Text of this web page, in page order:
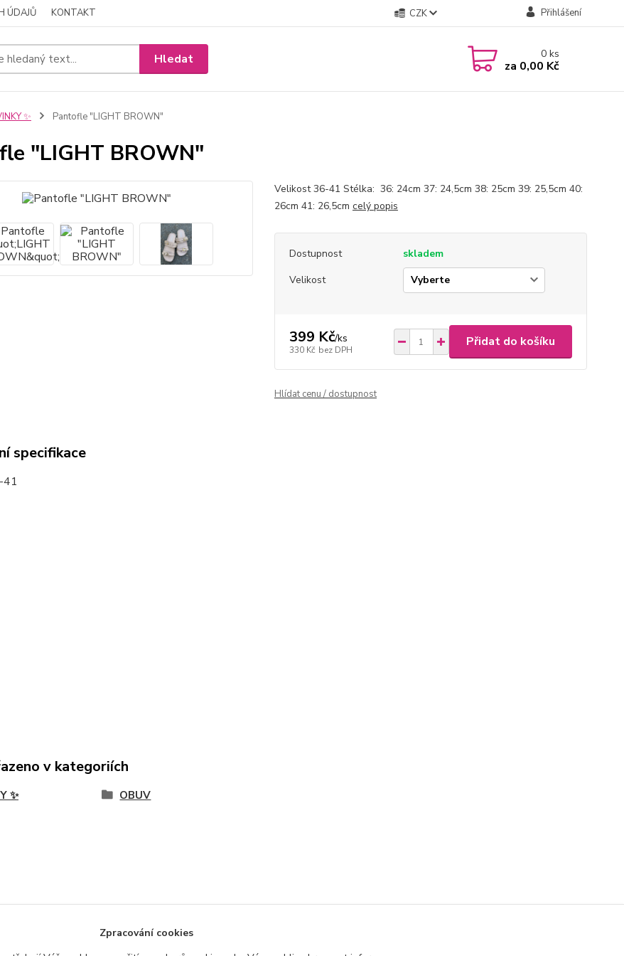
ÚDAJŮ KONTAKT CZK Přihlášení
Hledat 0ks
za 0,00 Kč
✨ Pantofle "LIGHT BROWN"
"LIGHT BROWN"
Velikost 36-41 Stélka: 36: 24cm 37: 24,5cm 38: 25cm 39: 25,5cm 40:
26cm 41: 26,5cm celý popis
Dostupnost
skladem
Velikost
399 Kč/ks
330 Kč bez DPH
Přidat do košíku
Hlídat cenu / dostupnost
specifikace
41
v kategoriích
✨ OBUV
Zpracování cookies